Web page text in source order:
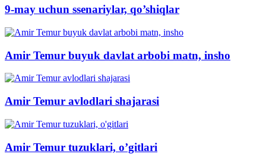
9-may uchun ssenariylar, qo’shiqlar
Amir Temur buyuk davlat arbobi matn, insho
Amir Temur avlodlari shajarasi
Amir Temur tuzuklari, o’gitlari